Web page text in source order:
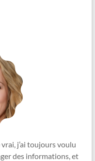
j’ai toujours voulu
des informations, et